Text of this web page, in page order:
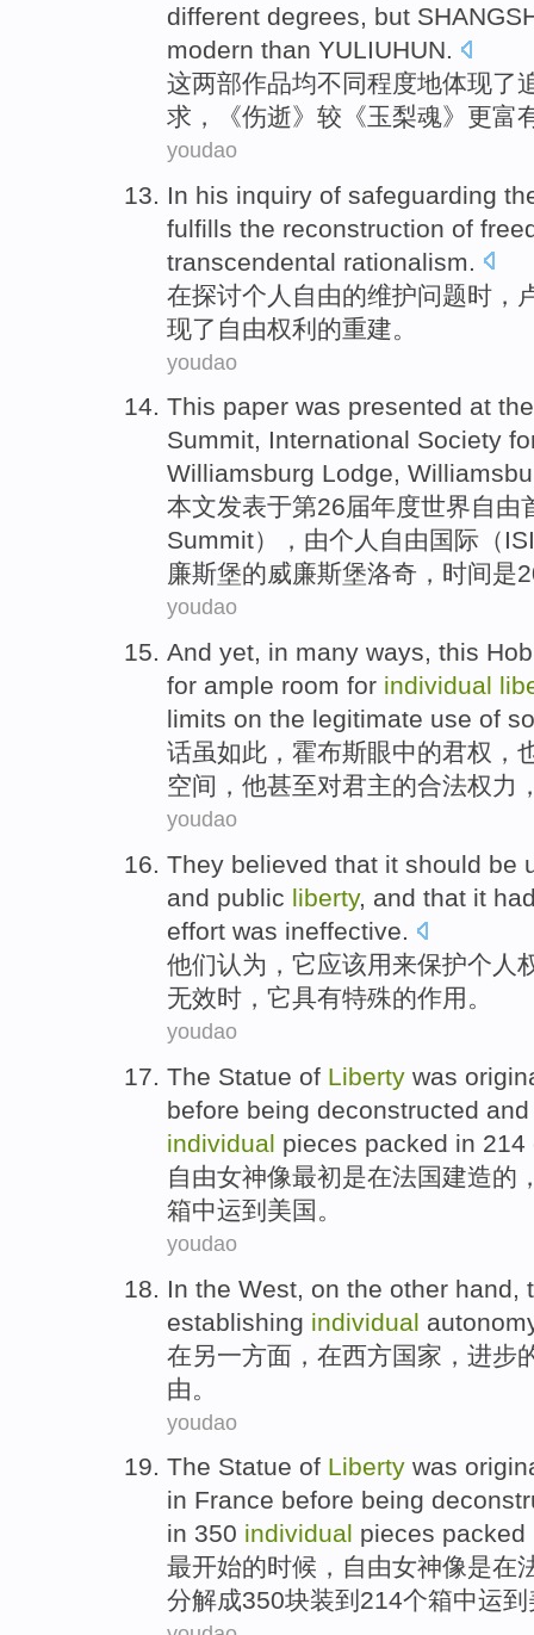
different degrees, but
modern than YULIUHUN.
这两部作品均不同程度地体现了
求，《伤逝》较《玉梨魂》 更富
youdao
In his inquiry of safeguarding
fulfills the reconstruction of
transcendental rationalism
在探讨个人 自由的维护问题时 ，
现了 自由权利 的重建 。
youdao
This paper was presented at
Summit, International Society
Williamsburg Lodge,
本文发表于第26届年度世界自由
Summit），由个人 自由 国际 （
廉斯堡的威廉斯堡洛奇 ，时间是
youdao
And yet, in many ways, this
for ample room for individual
limits on the legitimate use of
话虽如此， 霍布斯眼中的君权，
空间 ， 他甚至对君主的合法权力
youdao
They believed that it should be
and public liberty, and that it
effort was ineffective.
他们认为 ， 它应该用来保护个人
无效时，它具有特殊的作用 。
youdao
The Statue of Liberty was
before being deconstructed
individual pieces packed in 214
自由女神像最初是在法国建造的
箱中运到 美国 。
youdao
In the West on the other hand
establishing individual
在另一方面，在西方国家 ， 进步
由 。
youdao
The Statue of Liberty was
in France before being
in 350 individual pieces packed
最开始的时候， 自由女神像是在
分解成350块装到214个箱中运到